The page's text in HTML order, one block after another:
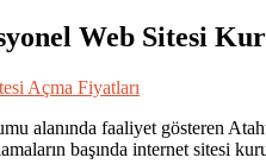
Web Sitesi
alanında faaliyet gösteren
başında internet sitesi